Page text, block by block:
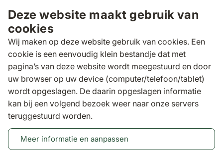
Deze website maakt gebruik van
cookies
Wij maken op deze website gebruik van cookies. Een
cookie is een eenvoudig klein bestandje dat met
pagina’s van deze website wordt meegestuurd en door
uw browser op uw device (computer/telefoon/tablet)
wordt opgeslagen. De daarin opgeslagen informatie
kan bij een volgend bezoek weer naar onze servers
teruggestuurd worden.
Meer informatie en aanpassen
Zoeken
Tuinsets
Santika Zaga/Graniet 300 cm dining
tuinset 9-delig
Santika Zaga/Graniet 300 cm dining tuinset 9-delig
(10 reviews)